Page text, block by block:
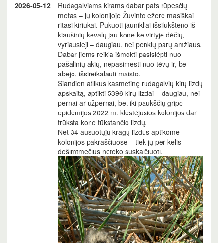
2026-05-12
Rudagalviams kirams dabar pats rūpesčių
metas – jų kolonijoje Žuvinto ežere masiškai
ritasi kiriukai. Pūkuoti jaunikliai išsilukšteno iš
kiaušinių kevalų jau kone ketvirtyje dėčių,
vyriausieji – daugiau, nei penkių parų amžiaus.
Dabar jiems reikia išmokti pasislėpti nuo
pašalinių akių, nepasimesti nuo tėvų ir, be
abejo, išsireikalauti maisto.
Šiandien atlikus kasmetinę rudagalvių kirų lizdų
apskaitą, aptikti 5396 kirų lizdai – daugiau, nei
pernai ar užpernai, bet iki paukščių gripo
epidemijos 2022 m. klestėjusios kolonijos dar
trūksta kone tūkstančio lizdų.
Net 34 ausuotųjų kragų lizdus aptikome
kolonijos pakraščiuose – tiek jų per kelis
dešimtmečius neteko suskaičiuoti.